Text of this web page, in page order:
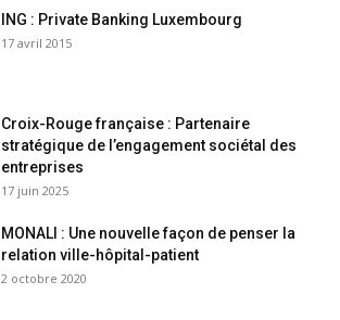
ING : Private Banking Luxembourg
17 avril 2015
Croix-Rouge française : Partenaire
stratégique de l’engagement sociétal des
entreprises
17 juin 2025
MONALI : Une nouvelle façon de penser la
relation ville-hôpital-patient
2 octobre 2020